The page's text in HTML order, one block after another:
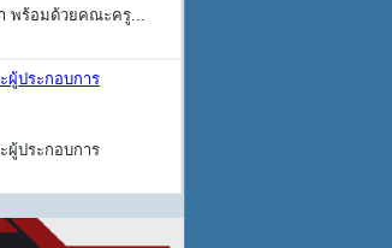
พร้อมด้วยคณะครู...
ผู้ประกอบการ
ผู้ประกอบการ